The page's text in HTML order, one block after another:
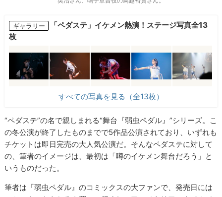
ギャラリー
「ペダステ」イケメン熱演！ステージ写真全13
枚
すべての写真を見る（全13枚）
“ペダステ”の名で親しまれる“舞台『弱虫ペダル』”シリーズ。こ
の冬公演が終了したものまでで5作品公演されており、いずれも
チケットは即日完売の大人気公演だ。そんなペダステに対して
の、筆者のイメージは、最初は「噂のイケメン舞台だろう」と
いうものだった。
筆者は『弱虫ペダル』のコミックスの大ファンで、発売日には